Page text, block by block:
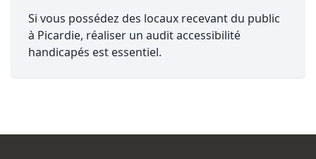
Si vous possédez des locaux recevant du public
à Picardie, réaliser un audit accessibilité
handicapés est essentiel.